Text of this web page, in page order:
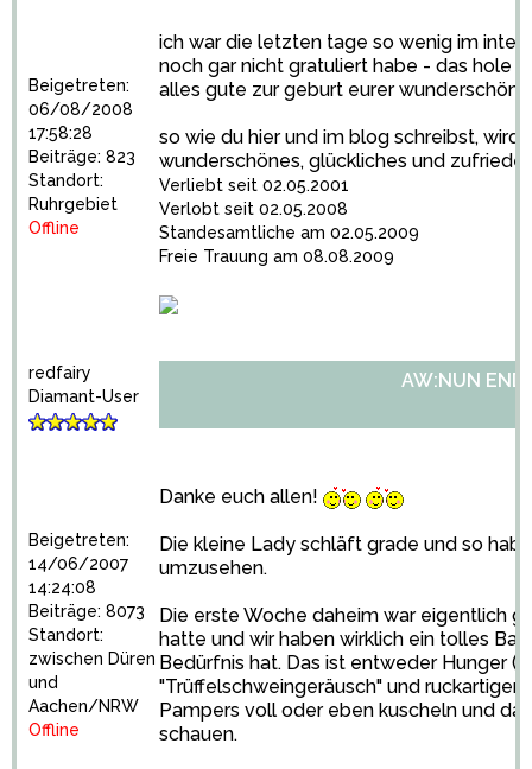
Beigetreten:
06/08/2008
17:58:28
Beiträge: 823
Standort:
Ruhrgebiet
Offline
ich war die letzten tage so wenig im
noch gar nicht gratuliert habe - das hole
alles gute zur geburt eurer
so wie du hier und im blog schreibst,
wunderschönes, glückliches und
Verliebt seit 02.05.2001
Verlobt seit 02.05.2008
Standesamtliche am 02.05.2009
Freie Trauung am 08.08.2009
redfairy
Diamant-User
Beigetreten:
14/06/2007
14:24:08
Beiträge: 8073
Standort:
zwischen Düren
und
Aachen/NRW
Offline
AW:NUN
Danke euch allen!
Die kleine Lady schläft grade und so
umzusehen.
Die erste Woche daheim war eigentlich
hatte und wir haben wirklich ein tolles
Bedürfnis hat. Das ist entweder Hunger
"Trüffelschweingeräusch" und
Pampers voll oder eben kuscheln und
schauen.